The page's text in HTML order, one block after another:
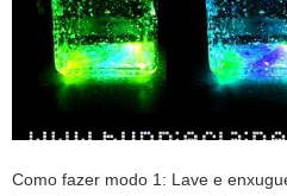
Como fazer modo 1: Lave e